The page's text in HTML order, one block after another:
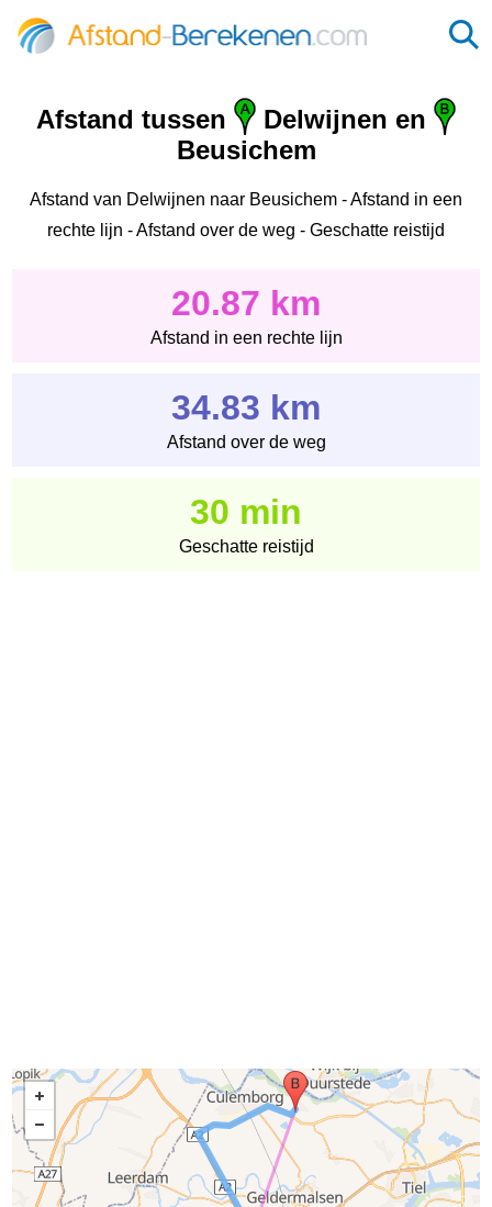
Afstand tussen
Delwijnen en
Beusichem
Afstand van Delwijnen naar Beusichem - Afstand in een
rechte lijn - Afstand over de weg - Geschatte reistijd
20.87 km
Afstand in een rechte lijn
34.83 km
Afstand over de weg
30 min
Geschatte reistijd